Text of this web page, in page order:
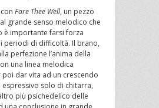
Fare Thee Well, un pezzo
grande senso melodico che
è importante farsi forza
periodi di difficoltà. Il brano,
perfezione l’anima della
una linea melodica
poi dar vita ad un crescendo
espressivo solo di chitarra,
più psichedelico delle